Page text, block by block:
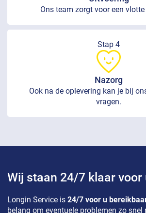
Ons team zorgt voor een
Stap 4
Nazorg
Ook na de oplevering kan je bij
vragen.
Wij staan 24/7 klaar voor
Longin Service is 24/7 voor u
belang om eventuele problemen zo